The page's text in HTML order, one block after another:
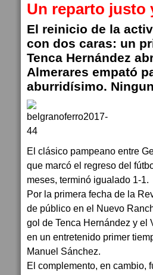
Un reparto justo
El reinicio de la
con dos caras: un
Tenca Hernández
Almerares empató
aburridísimo.
El clásico pampeano entre
que marcó el regreso del
meses, terminó igualado 1-1.
Por la primera fecha de la
de público en el Nuevo
gol de Tenca Hernández y el
en un entretenido primer
Manuel Sánchez.
El complemento, en cambio,